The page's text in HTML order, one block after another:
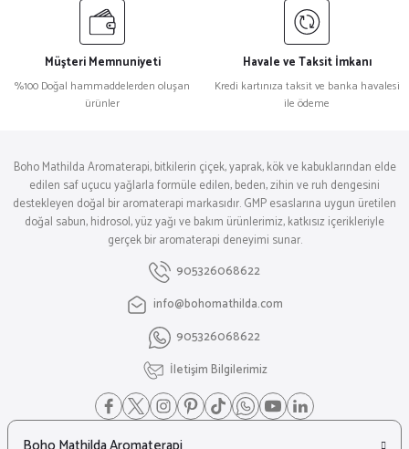
Müşteri Memnuniyeti
%100 Doğal hammaddelerden oluşan
ürünler
Havale ve Taksit İmkanı
Kredi kartınıza taksit ve banka havalesi
ile ödeme
Boho Mathilda Aromaterapi, bitkilerin çiçek, yaprak, kök ve kabuklarından elde
edilen saf uçucu yağlarla formüle edilen, beden, zihin ve ruh dengesini
destekleyen doğal bir aromaterapi markasıdır. GMP esaslarına uygun üretilen
doğal sabun, hidrosol, yüz yağı ve bakım ürünlerimiz, katkısız içerikleriyle
gerçek bir aromaterapi deneyimi sunar.
905326068622
info@bohomathilda.com
905326068622
İletişim Bilgilerimiz